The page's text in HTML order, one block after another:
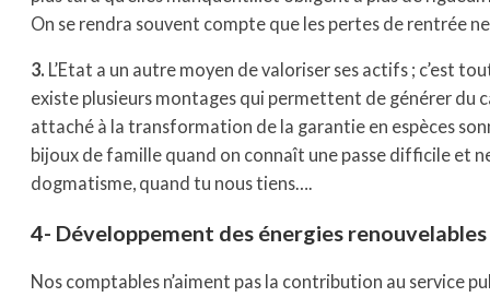
On se rendra souvent compte que les pertes de rentrée
3. L’Etat a un autre moyen de valoriser ses actifs ; c’est
existe plusieurs montages qui permettent de générer du
attaché à la transformation de la garantie en espèces
bijoux de famille quand on connaît une passe difficile et
dogmatisme, quand tu nous tiens….
4- Développement des énergies renouvelables
Nos comptables n’aiment pas la contribution au service